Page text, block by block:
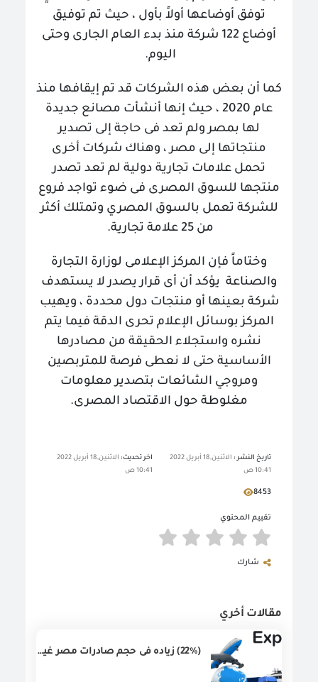
توفق أوضاعها أولاً بأول ، حيث تم توفيق
أوضاع 122 شركة منذ بدء العام الجارى وحتى
اليوم.
كما أن بعض هذه الشركات قد تم إيقافها منذ
عام 2020 ، حيث إنها أنشأت مصانع جديدة
لها بمصر ولم تعد فى حاجة إلى تصدير
منتجاتها إلى مصر ، وهناك شركات أخرى
تحمل علامات تجارية دولية لم تعد تصدر
منتجها للسوق المصرى فى ضوء تواجد فروع
للشركة تعمل بالسوق المصري وتمتلك أكثر
من 25 علامة تجارية
.
وختاماً فإن المركز الإعلامى لوزارة التجارة
والصناعة يؤكد أن أى قرار يصدر لا يستهدف
شركة بعينها أو منتجات دول محددة ، ويهيب
المركز بوسائل الإعلام تحرى الدقة فيما يتم
نشره واستجلاء الحقيقة من مصادرها
الأساسية حتى لا نعطى فرصة للمتربصين
ومروجي الشائعات بتصدير معلومات
مغلوطة حول الاقتصاد المصرى.
تاريخ النشر :
الاثنين,18 أبريل 2022
10:41 ص
اخر تحديث:
الاثنين,18 أبريل 2022
10:41 ص
8453
تقييم المحتوي
شارك
مقالات أخري
(22%) زياده فى حجم صادرات مصر غير البتروليه خلال شهر سبتمبر 2018 مقارنة بشهر سبتمبر 2017، أى بقيمه قدرها (358) مليون دولار